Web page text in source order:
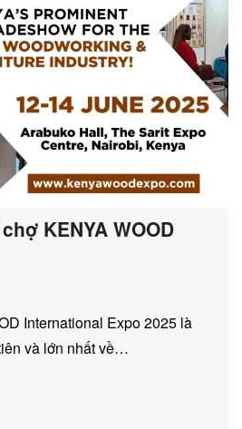
KENYA WOOD
International Expo 2025 là
và lớn nhất về…
NHÀ